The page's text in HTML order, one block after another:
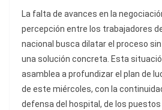
La falta de avances en la
percepción entre los trabajadores
nacional busca dilatar el proceso
una solución concreta. Esta
asamblea a profundizar el plan de
de este miércoles, con la
defensa del hospital, de los puestos